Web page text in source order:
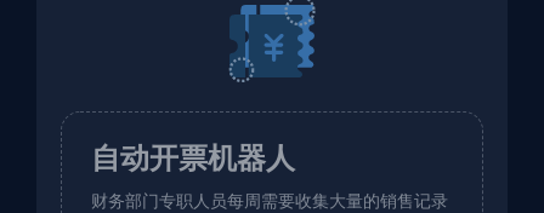
自动开票机器人
财务部门专职人员每周需要收集大量的销售记录